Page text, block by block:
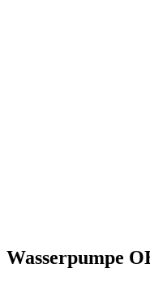
Wasserpumpe